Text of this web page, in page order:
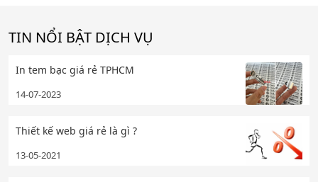
TIN NỔI BẬT DỊCH VỤ
In tem bạc giá rẻ TPHCM
14-07-2023
Thiết kế web giá rẻ là gì ?
13-05-2021